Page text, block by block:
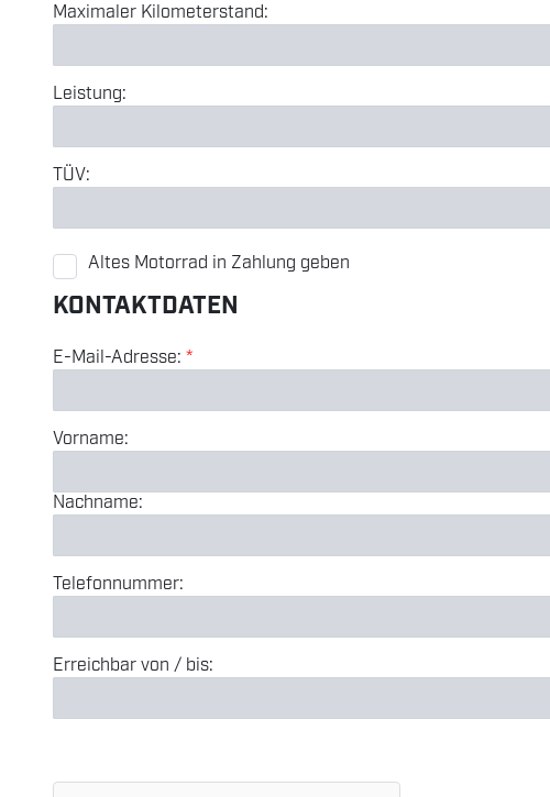
Maximaler Kilometerstand:
Leistung:
TÜV:
Altes Motorrad in Zahlung geben
KONTAKTDATEN
E-Mail-Adresse: *
Vorname:
Nachname:
Telefonnummer:
Erreichbar von / bis: